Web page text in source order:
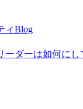
ィBlog
ーダーは如何に